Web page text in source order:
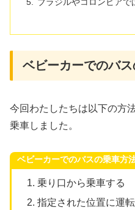
ベビーカーでのバ
今回わたしたちは以下の方
乗車しました。
ベビーカーでのバスの乗車方
乗り口から乗車する
指定された位置に運